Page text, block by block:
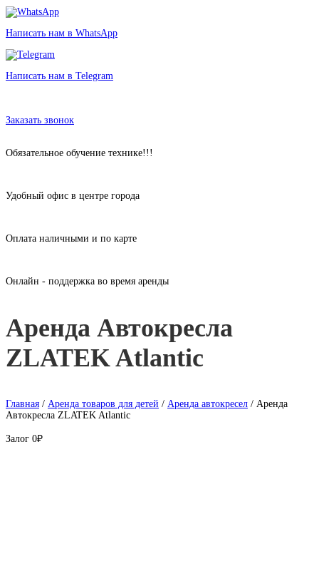
Написать нам в WhatsApp
Написать нам в Telegram
Заказать звонок
Обязательное обучение технике!!!
Удобный офис в центре города
Оплата наличными и по карте
Онлайн - поддержка во время аренды
Аренда Автокресла
ZLATEK Atlantic
Главная / Аренда товаров для детей / Аренда автокресел / Аренда
Автокресла ZLATEK Atlantic
Залог 0₽